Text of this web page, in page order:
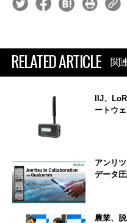
RELATED ARTICLE 関
IIJ、
ートウ
アンリ
データ
農業、